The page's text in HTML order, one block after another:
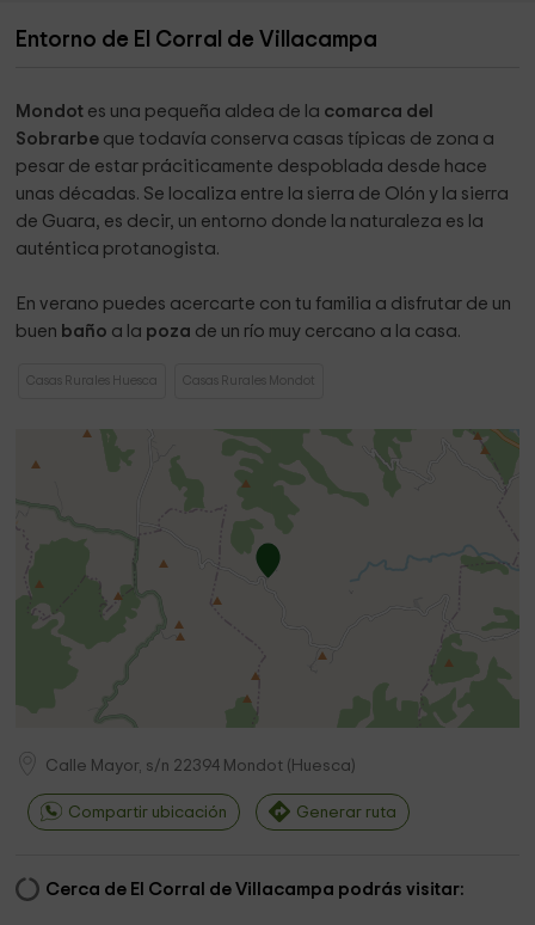
Entorno de El Corral de Villacampa
Mondot es una pequeña aldea de la comarca del
Sobrarbe que todavía conserva casas típicas de zona a
pesar de estar práciticamente despoblada desde hace
unas décadas. Se localiza entre la sierra de Olón y la sierra
de Guara, es decir, un entorno donde la naturaleza es la
auténtica protanogista.
En verano puedes acercarte con tu familia a disfrutar de un
buen baño a la poza de un río muy cercano a la casa.
Casas Rurales Huesca Casas Rurales Mondot
Calle Mayor, s/n 22394 Mondot ( Huesca)
Compartir ubicación Generar ruta
Cerca de El Corral de Villacampa podrás visitar: